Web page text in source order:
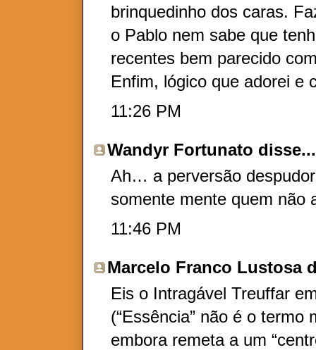
brinquedinho dos caras.
o Pablo nem sabe que
recentes bem parecido
Enfim, lógico que adorei e
11:26 PM
Wandyr Fortunato disse...
Ah… a perversão
somente mente quem não
11:46 PM
Marcelo Franco Lustosa
Eis o Intragável Treuffar
(“Essência” não é o termo
embora remeta a um